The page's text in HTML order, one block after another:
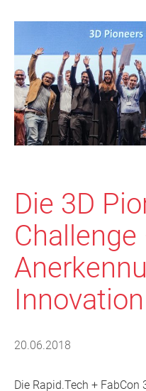
Die 3D
Challenge
Innovation
20.06.2018
Die Rapid.Tech +